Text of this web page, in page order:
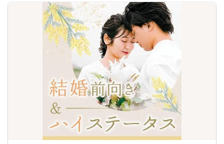
そう思えるパートナーを見つけませんか？